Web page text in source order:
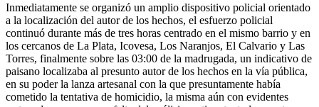
Inmediatamente se organizó un amplio dispositivo policial orientado
a la localización del autor de los hechos, el esfuerzo policial
continuó durante más de tres horas centrado en el mismo barrio y en
los cercanos de La Plata, Icovesa, Los Naranjos, El Calvario y Las
Torres, finalmente sobre las 03:00 de la madrugada, un indicativo de
paisano localizaba al presunto autor de los hechos en la vía pública,
en su poder la lanza artesanal con la que presuntamente había
cometido la tentativa de homicidio, la misma aún con evidentes